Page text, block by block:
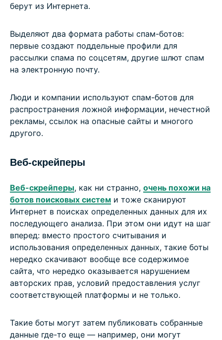
берут из Интернета.
Выделяют два формата работы спам-ботов:
первые создают поддельные профили для
рассылки спама по соцсетям, другие шлют спам
на электронную почту.
Люди и компании используют спам-ботов для
распространения ложной информации, нечестной
рекламы, ссылок на опасные сайты и многого
другого.
Веб-скрейперы
Веб-скрейперы, как ни странно, очень похожи на
ботов поисковых систем и тоже сканируют
Интернет в поисках определенных данных для их
последующего анализа. При этом они идут на шаг
вперед: вместо простого считывания и
использования определенных данных, такие боты
нередко скачивают вообще все содержимое
сайта, что нередко оказывается нарушением
авторских прав, условий предоставления услуг
соответствующей платформы и не только.
Такие боты могут затем публиковать собранные
данные где-то еще — например, они могут